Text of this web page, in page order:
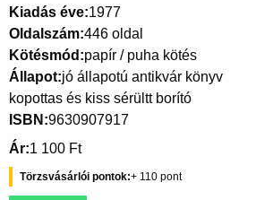
Kiadás éve 1977
Oldalszám 446 oldal
Kötésmód papír / puha kötés
Állapot jó állapotú antikvár könyv
kopottas és kiss sérültt borító
ISBN 9630907917
Ár 1 100 Ft
Törzsvásárlói pontok 110